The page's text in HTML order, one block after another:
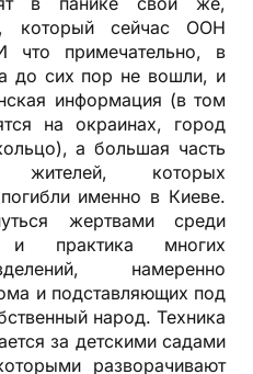
который сейчас ООН
что примечательно, в
до сих пор не вошли, и
информация (в том
на окраинах, город
а большая часть
которых
именно в Киеве.
жертвами среди
и практика многих
намеренно
и подставляющих под
народ. Техника
за детскими садами
разворачивают